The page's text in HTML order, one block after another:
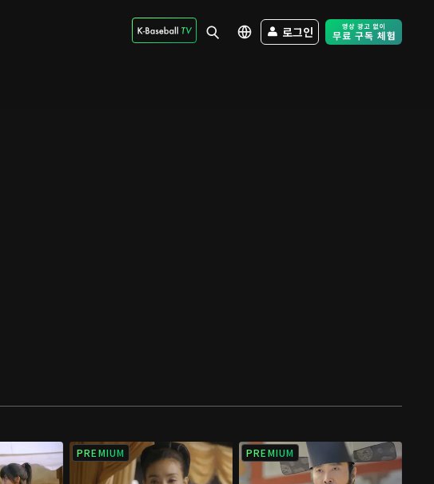
로그인 Free Trial -
PREMIUM PREMIUM